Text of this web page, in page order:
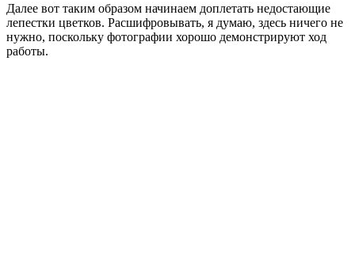
Далее вот таким образом начинаем доплетать недостающие
лепестки цветков. Расшифровывать, я думаю, здесь ничего не
нужно, поскольку фотографии хорошо демонстрируют ход
работы.